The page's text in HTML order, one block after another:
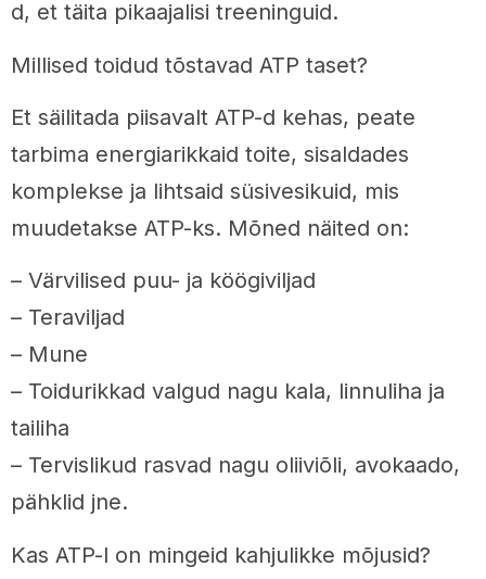
d, et täita pikaajalisi treeninguid.
Millised toidud tõstavad ATP taset?
Et säilitada piisavalt ATP-d kehas, peate
tarbima energiarikkaid toite, sisaldades
komplekse ja lihtsaid süsivesikuid, mis
muudetakse ATP-ks. Mõned näited on:
– Värvilised puu- ja köögiviljad
– Teraviljad
– Mune
– Toidurikkad valgud nagu kala, linnuliha ja
tailiha
– Tervislikud rasvad nagu oliiviõli, avokaado,
pähklid jne.
Kas ATP-l on mingeid kahjulikke mõjusid?